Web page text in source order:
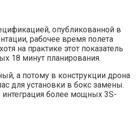
опубликованной в
рабочее время полета
на практике этот показатель
18 минут планирования.
а потому в конструкции дрона
для установки в бокс замены.
более мощных 3S-